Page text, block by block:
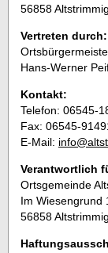
56858 Altstrimmig
Vertreten durch:
Hans-Werner
Kontakt:
Telefon: 06545-
Fax: 06545-
E-Mail:
Verantwortlich
Ortsgemeinde
Im Wiesengrund
56858 Altstrimmig